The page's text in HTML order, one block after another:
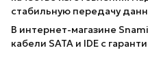
стабильную передачу
В интернет-магазине
кабели SATA и IDE с